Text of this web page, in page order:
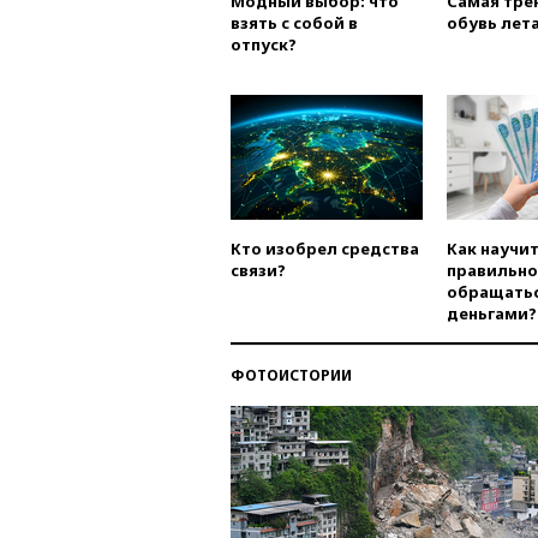
взять с собой в
отпуск?
обувь
Кто изобрел средства
связи?
Как
правильно
деньгами?
ФОТОИСТОРИИ